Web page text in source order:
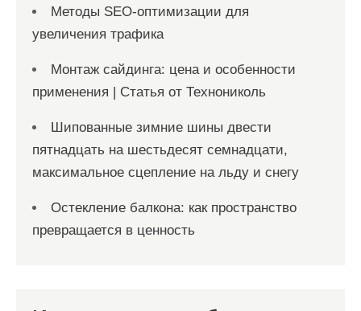
Методы SEO-оптимизации для
увеличения трафика
Монтаж сайдинга: цена и особенности
применения | Статья от Технониколь
Шипованные зимние шины двести
пятнадцать на шестьдесят семнадцати,
максимальное сцепление на льду и снегу
Остекление балкона: как пространство
превращается в ценность